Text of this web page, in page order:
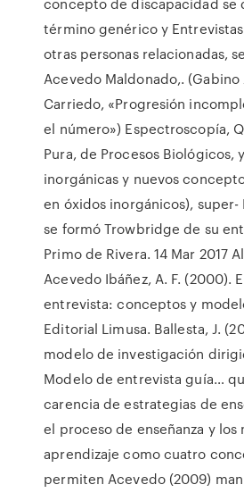
término genérico y
otras personas relacionadas,
Acevedo Maldonado,.
Carriedo, «Progresión
el número») Espectroscopía,
Pura, de Procesos Biológicos,
inorgánicas y nuevos
en óxidos inorgánicos), super-
se formó Trowbridge de su
Primo de Rivera. 14 Mar 2017
Acevedo Ibáñez, A. F. (2000).
entrevista: conceptos y
Editorial Limusa. Ballesta, J.
modelo de investigación
Modelo de entrevista guía…
carencia de estrategias de
el proceso de enseñanza y los
aprendizaje como cuatro
permiten Acevedo (2009)